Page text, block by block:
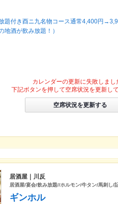
題付き酉ニ九名物コース通常4,400円
地酒が飲み放題！）
カレンダーの更新に失敗しまし
下記ボタンを押して空席状況を更新して
空席状況を更新する
居酒屋｜川反
居酒屋/宴会/飲み放題//ホルモン/牛タン/馬刺し/
ギンホル